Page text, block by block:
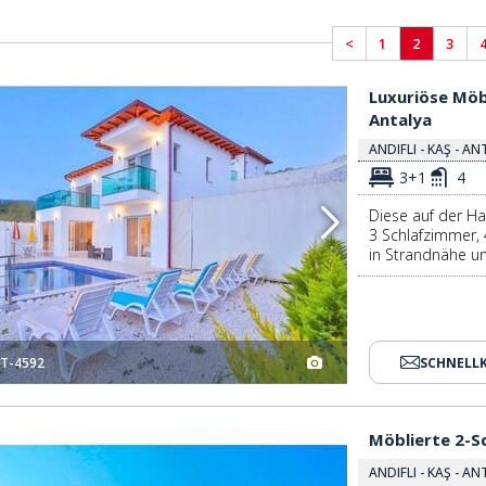
< 1 2 3 4
2
Luxuriöse Möblierte Häuser Ideal Für Investitionen In Kaş Antalya 3
4592
Luxuriöse
Antalya
ANDIFLI - KAŞ -
3+1
4
Diese auf der
3
in Strandnähe
Möblierte 2-schlafzimmer-häuser Mit Meerblick In Kaş Antalya 3Möblierte 2-
ANDIFLI - KAŞ -